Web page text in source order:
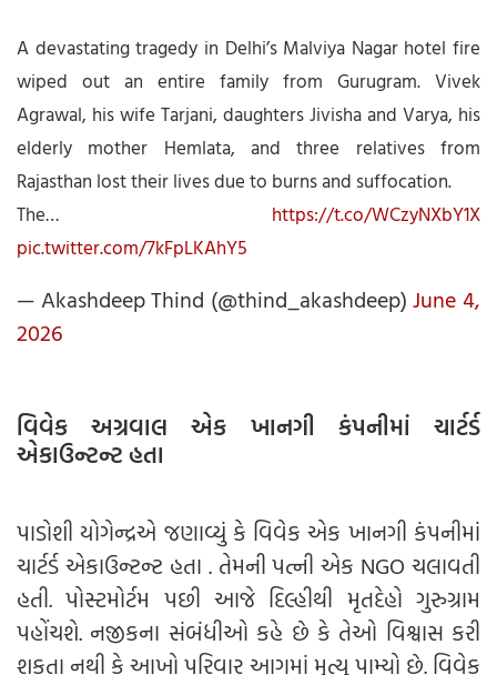
A devastating tragedy in Delhi’s Malviya Nagar hotel fire
wiped out an entire family from Gurugram. Vivek
Agrawal, his wife Tarjani, daughters Jivisha and Varya, his
elderly mother Hemlata, and three relatives from
Rajasthan lost their lives due to burns and suffocation.
The… https://t.co/WCzyNXbY1X
pic.twitter.com/7kFpLKAhY5
— Akashdeep Thind (@thind_akashdeep)June 4,
2026
વિવેક અગ્રવાલ એક ખાનગી કંપનીમાં ચાર્ટર્ડ
એકાઉન્ટન્ટ હતા
પાડોશી યોગેન્દ્રએ જણાવ્યું કે વિવેક એક ખાનગી કંપનીમાં
ચાર્ટર્ડ એકાઉન્ટન્ટ હતા . તેમની પત્ની એક NGO ચલાવતી
હતી. પોસ્ટમોર્ટમ પછી આજે દિલ્હીથી મૃતદેહો ગુરુગ્રામ
પહોંચશે. નજીકના સંબંધીઓ કહે છે કે તેઓ વિશ્વાસ કરી
શકતા નથી કે આખો પરિવાર આગમાં મૃત્યુ પામ્યો છે. વિવેક